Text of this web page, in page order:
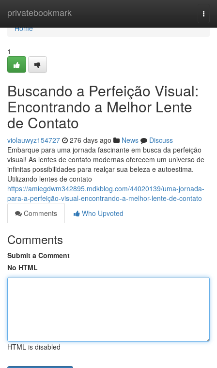
privatebookmark
Home
Home
1
Buscando a Perfeição Visual:
Encontrando a Melhor Lente
de Contato
violauwyz154727 276 days ago News
Discuss
Embarque para uma jornada fascinante em busca da perfeição
visual! As lentes de contato modernas oferecem um universo de
infinitas possibilidades para realçar sua beleza e autoestima.
Utilizando lentes de contato
https://amiegdwm342895.mdkblog.com/44020139/uma-jornada-
para-a-perfeição-visual-encontrando-a-melhor-lente-de-contato
Comments
Who Upvoted
Comments
Submit a Comment
No HTML
HTML is disabled